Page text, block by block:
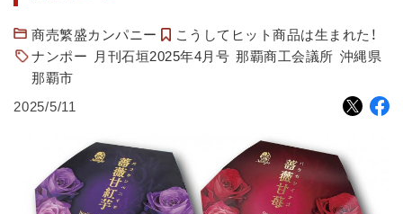
商売繁盛カンパニー
こうしてヒット商品は生まれた！
ナンポー
月刊石垣2025年4月号 那覇商工会議所 沖縄県
那覇市
2025/5/11